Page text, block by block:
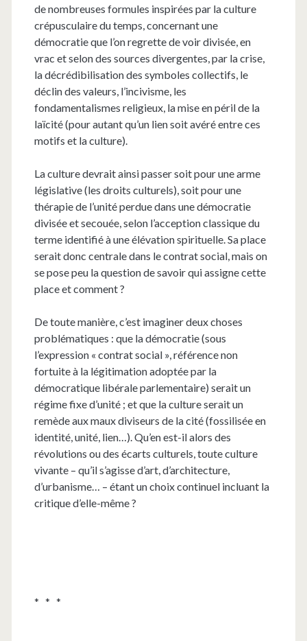
de nombreuses formules inspirées par la culture
crépusculaire du temps, concernant une
démocratie que l’on regrette de voir divisée, en
vrac et selon des sources divergentes, par la crise,
la décrédibilisation des symboles collectifs, le
déclin des valeurs, l’incivisme, les
fondamentalismes religieux, la mise en péril de la
laïcité (pour autant qu’un lien soit avéré entre ces
motifs et la culture).
La culture devrait ainsi passer soit pour une arme
législative (les droits culturels), soit pour une
thérapie de l’unité perdue dans une démocratie
divisée et secouée, selon l’acception classique du
terme identifié à une élévation spirituelle. Sa place
serait donc centrale dans le contrat social, mais on
se pose peu la question de savoir qui assigne cette
place et comment ?
De toute manière, c’est imaginer deux choses
problématiques : que la démocratie (sous
l’expression « contrat social », référence non
fortuite à la légitimation adoptée par la
démocratique libérale parlementaire) serait un
régime fixe d’unité ; et que la culture serait un
remède aux maux diviseurs de la cité (fossilisée en
identité, unité, lien…). Qu’en est-il alors des
révolutions ou des écarts culturels, toute culture
vivante – qu’il s’agisse d’art, d’architecture,
d’urbanisme… – étant un choix continuel incluant la
critique d’elle-même ?
* * *